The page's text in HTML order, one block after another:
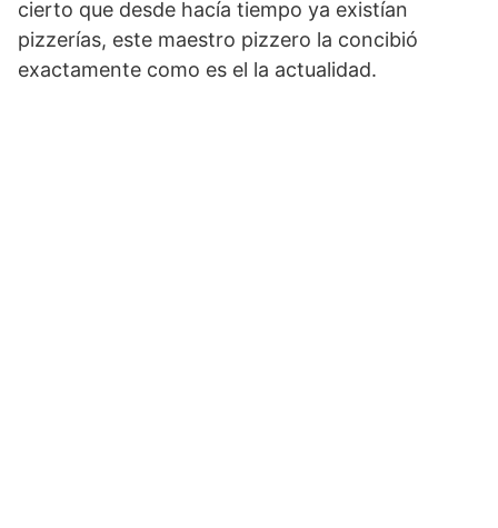
cierto que desde hacía tiempo ya existían
pizzerías, este maestro pizzero la concibió
exactamente como es el la actualidad.